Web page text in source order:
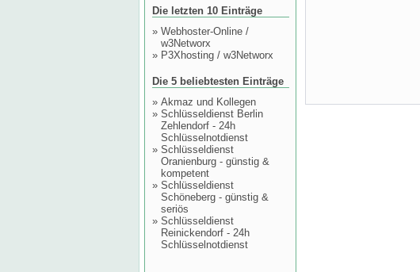
Die letzten 10 Einträge
» Webhoster-Online /
w3Networx
» P3Xhosting / w3Networx
Die 5 beliebtesten Einträge
» Akmaz und Kollegen
» Schlüsseldienst Berlin
Zehlendorf - 24h
Schlüsselnotdienst
» Schlüsseldienst
Oranienburg - günstig &
kompetent
» Schlüsseldienst
Schöneberg - günstig &
seriös
» Schlüsseldienst
Reinickendorf - 24h
Schlüsselnotdienst